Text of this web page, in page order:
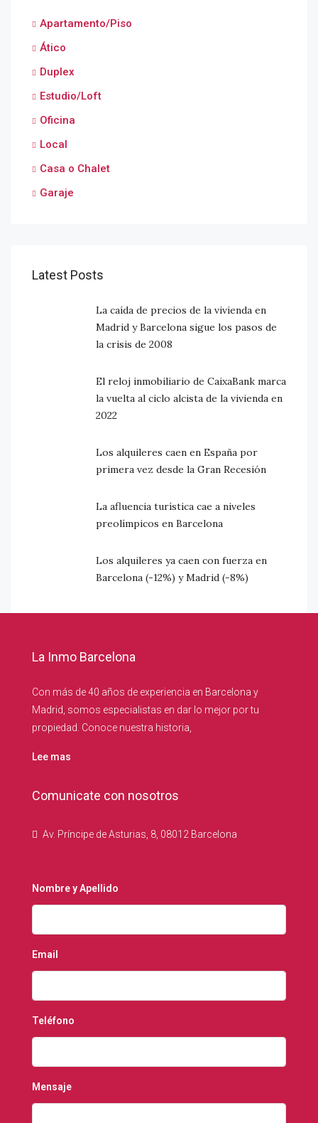
Apartamento/Piso
Ático
Duplex
Estudio/Loft
Oficina
Local
Casa o Chalet
Garaje
Latest Posts
La caída de precios de la vivienda en
Madrid y Barcelona sigue los pasos de
la crisis de 2008
El reloj inmobiliario de CaixaBank marca
la vuelta al ciclo alcista de la vivienda en
2022
Los alquileres caen en España por
primera vez desde la Gran Recesión
La afluencia turística cae a niveles
preolímpicos en Barcelona
Los alquileres ya caen con fuerza en
Barcelona (-12%) y Madrid (-8%)
La Inmo Barcelona
Con más de 40 años de experiencia en Barcelona y
Madrid, somos especialistas en dar lo mejor por tu
propiedad. Conoce nuestra historia,
Lee mas
Comunicate con nosotros
Av. Príncipe de Asturias, 8, 08012 Barcelona
Nombre y Apellido
Email
Teléfono
Mensaje